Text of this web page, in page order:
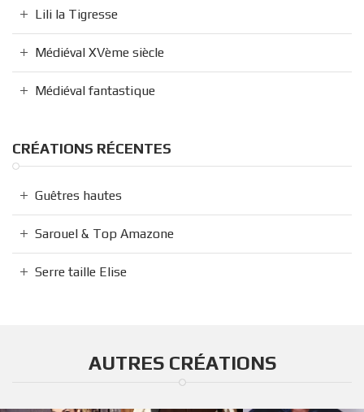
Lili la Tigresse
Médiéval XVème siècle
Médiéval fantastique
CRÉATIONS RÉCENTES
Guêtres hautes
Sarouel & Top Amazone
Serre taille Elise
AUTRES CRÉATIONS